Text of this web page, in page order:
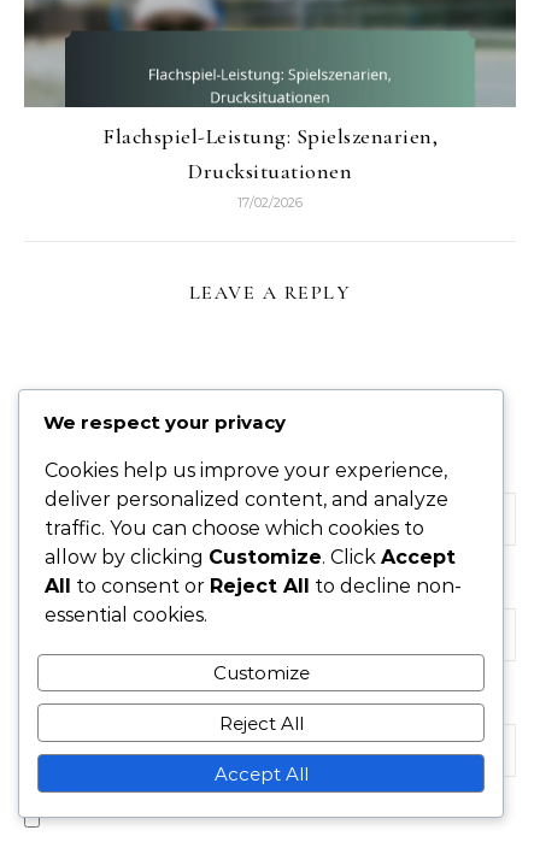
Flachspiel-Leistung: Spielszenarien,
Drucksituationen
17/02/2026
LEAVE A REPLY
Your email address will not be published. Required
fields are marked*
Name*
Email*
Website
We respect your privacy
Cookies help us improve your experience,
deliver personalized content, and analyze
traffic. You can choose which cookies to
allow by clicking Customize. Click Accept
All to consent or Reject All to decline non-
essential cookies.
Customize
Reject All
Accept All